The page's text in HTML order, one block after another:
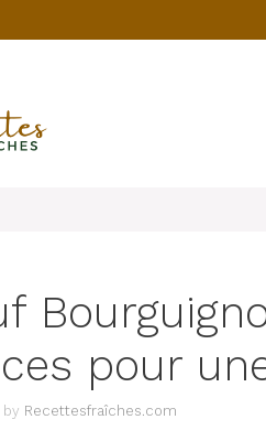
pour
by Recettesfraîches.com